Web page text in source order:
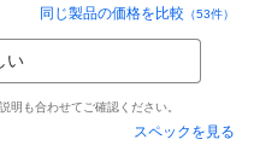
同じ製品の価格を比較 （53件）
い
明も合わせてご確認ください。
スペックを見る